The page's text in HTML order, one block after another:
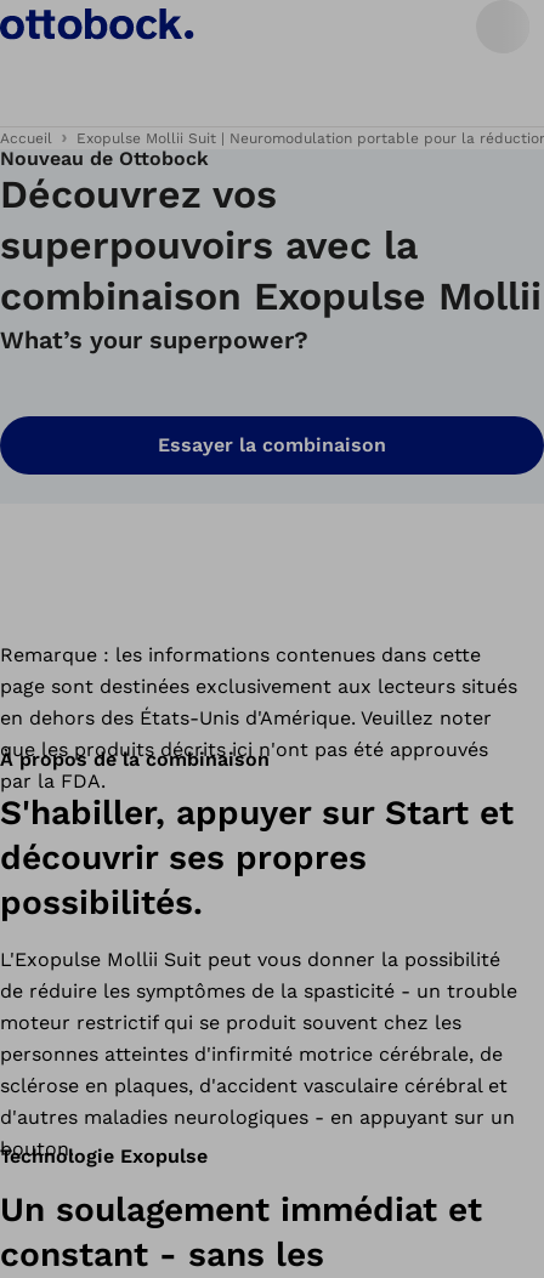
Accueil Exopulse Mollii Suit | Neuromodulation portable pour la
Nouveau de Ottobock
Découvrez vos
superpouvoirs avec la
combinaison Exopulse Mollii
What’s your superpower?
Essayer la combinaison
Remarque : les informations contenues dans cette
page sont destinées exclusivement aux lecteurs situés
en dehors des États-Unis d'Amérique. Veuillez noter
que les produits décrits ici n'ont pas été approuvés
par la FDA.
À propos de la combinaison
S'habiller, appuyer sur Start et
découvrir ses propres
possibilités.
L'Exopulse Mollii Suit peut vous donner la possibilité
de réduire les symptômes de la spasticité - un trouble
moteur restrictif qui se produit souvent chez les
personnes atteintes d'infirmité motrice cérébrale, de
sclérose en plaques, d'accident vasculaire cérébral et
d'autres maladies neurologiques - en appuyant sur un
bouton.
Technologie Exopulse
Un soulagement immédiat et
constant - sans les